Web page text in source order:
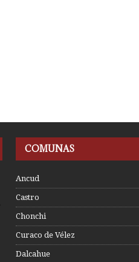
COMUNAS
Ancud
Castro
Chonchi
Curaco de Vélez
Dalcahue